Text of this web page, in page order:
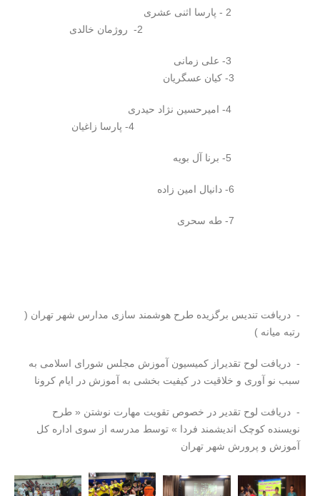
2 - پارسا اثنی عشری
3- علی زمانی
4- امیرحسین نژاد حیدری
- دریافت تندیس برگزیده طرح هوشمند سازی مدارس شهر تهران (
رتبه میانه )
- دریافت لوح تقدیراز کمیسیون آموزش مجلس شورای اسلامی به
سبب نو آوری و خلاقیت در کیفیت بخشی به آموزش در ایام کرونا
- دریافت لوح تقدیر در خصوص تقویت مهارت نوشتن « طرح
نویسنده کوچک اندیشمند فردا » توسط مدرسه از سوی اداره کل
آموزش و پرورش شهر تهران